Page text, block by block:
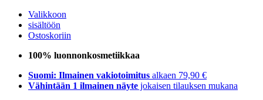
Valikkoon
sisältöön
Ostoskoriin
100% luonnonkosmetiikkaa
Suomi: Ilmainen vakiotoimitus alkaen 79,90 €
Vähintään 1 ilmainen näyte jokaisen tilauksen mukana